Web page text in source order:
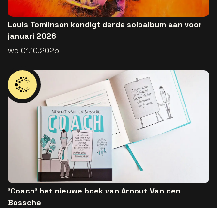
Louis Tomlinson kondigt derde soloalbum aan voor
januari 2026
wo 01.10.2025
'Coach' het nieuwe boek van Arnout Van den
Bossche